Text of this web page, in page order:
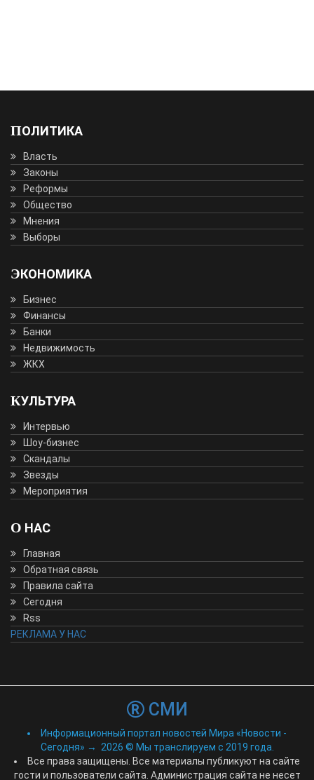
ПОЛИТИКА
Власть
Законы
Реформы
Общество
Мнения
Выборы
ЭКОНОМИКА
Бизнес
Финансы
Банки
Недвижимость
ЖКХ
КУЛЬТУРА
Интервью
Шоу-бизнес
Скандалы
Звезды
Мероприятия
О НАС
Главная
Обратная связь
Правила сайта
Сегодня
Rss
РЕКЛАМА У НАС
СМИ
Информационный портал новостей Мира «Новости -
Сегодня» → 2026 © Мы транслируем с 2019 года.
Все права защищены. Все материалы публикуют на сайте
гости и пользователи сайта. Администрация сайта не несет